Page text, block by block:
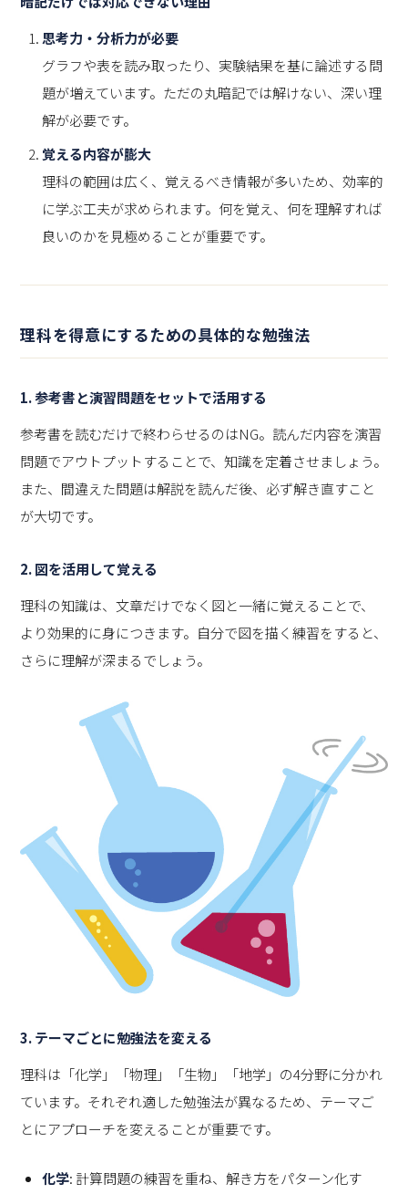
思考力・分析力が必要
グラフや表を読み取ったり、実験結果を基に論述する問
題が増えています。ただの丸暗記では解けない、深い理
解が必要です。
覚える内容が膨大
理科の範囲は広く、覚えるべき情報が多いため、効率的
に学ぶ工夫が求められます。何を覚え、何を理解すれば
良いのかを見極めることが重要です。
理科を得意にするための具体的な勉強法
1.参考書と演習問題をセットで活用する
参考書を読むだけで終わらせるのはNG。読んだ内容を演習
問題でアウトプットすることで、知識を定着させましょう。
また、間違えた問題は解説を読んだ後、必ず解き直すこと
が大切です。
2.図を活用して覚える
理科の知識は、文章だけでなく図と一緒に覚えることで、
より効果的に身につきます。自分で図を描く練習をすると、
さらに理解が深まるでしょう。
3.テーマごとに勉強法を変える
理科は「化学」「物理」「生物」「地学」の4分野に分かれ
ています。それぞれ適した勉強法が異なるため、テーマご
とにアプローチを変えることが重要です。
化学: 計算問題の練習を重ね、解き方をパターン化す